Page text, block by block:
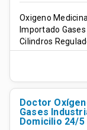
Oxigeno
Importado
Cilindros
Doctor
Gases
Domicilio 24/5